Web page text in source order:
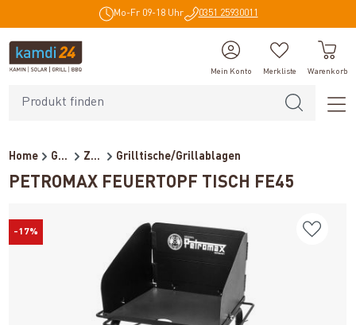
Mo-Fr 09-18 Uhr 0351 25930011
Mein Konto Merkliste Warenkorb
Home Grillzubehör Zubehör Grilltische/Grillablagen
PETROMAX FEUERTOPF TISCH FE45
-17%